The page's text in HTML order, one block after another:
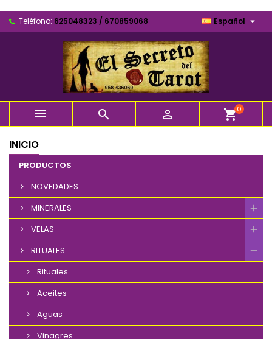
Teléfono: 625048323 / 670859068 Español 
   shopping_cart0
INICIO
PRODUCTOS
NOVEDADES
MINERALES
VELAS
RITUALES
Rituales
Aceites
Aguas
Vinagres